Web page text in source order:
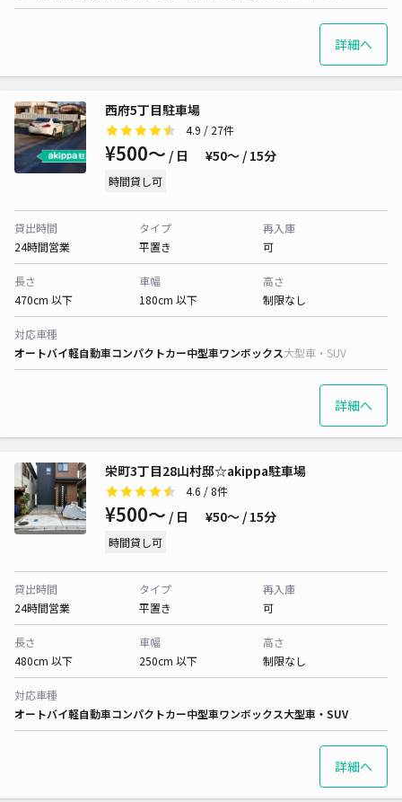
詳細へ
西府5丁目駐車場
4.9 / 27件
¥500〜 / 日 ¥50〜 / 15分
時間貸し可
貸出時間
24時間営業
タイプ
平置き
再入庫
可
長さ
470cm 以下
車幅
180cm 以下
高さ
制限なし
対応車種
オートバイ軽自動車コンパクトカー中型車ワンボックス大型車・SUV
詳細へ
栄町3丁目28山村邸☆akippa駐車場
4.6 / 8件
¥500〜 / 日 ¥50〜 / 15分
時間貸し可
貸出時間
24時間営業
タイプ
平置き
再入庫
可
長さ
480cm 以下
車幅
250cm 以下
高さ
制限なし
対応車種
オートバイ軽自動車コンパクトカー中型車ワンボックス大型車・SUV
詳細へ